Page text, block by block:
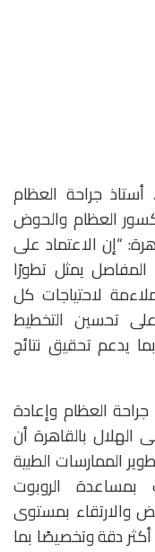
جراحة العظام
العظام والحوض
“إن الاعتماد على
يمثل تطورًا
لاحتياجات كل
تحسين التخطيط
يدعم تحقيق نتائج
جراحة العظام وإعادة
الهلال بالقاهرة أن
الممارسات الطبية
بمساعدة الروبوت
والارتقاء بمستوى
دقة وتخصيصًا بما